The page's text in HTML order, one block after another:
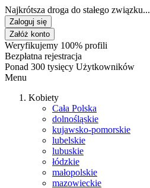
Najkrótsza droga do stałego związku...
Zaloguj się
Załóż konto
Weryfikujemy 100% profili
Bezpłatna rejestracja
Ponad 300 tysięcy Użytkowników
Menu
Kobiety
Cała Polska
dolnośląskie
kujawsko-pomorskie
lubelskie
lubuskie
łódzkie
małopolskie
mazowieckie